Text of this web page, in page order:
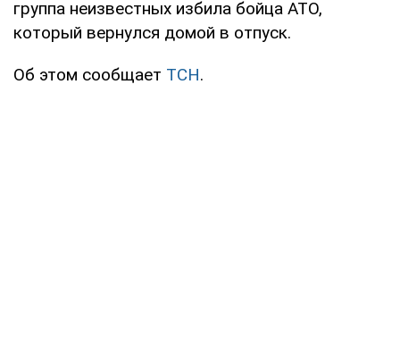
группа неизвестных избила бойца АТО,
который вернулся домой в отпуск.
Об этом сообщает ТСН.